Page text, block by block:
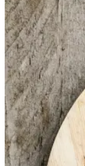
Frikadeller
er medmed
smørspidskål,
idskål,
kartofler
ogog
epsdressing